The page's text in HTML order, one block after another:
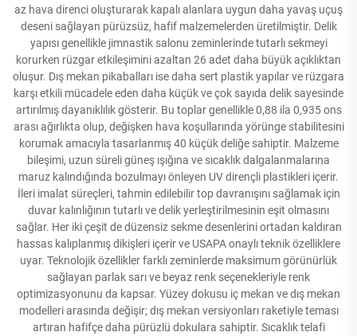
az hava direnci oluşturarak kapalı alanlara uygun daha yavaş uçuş
deseni sağlayan pürüzsüz, hafif malzemelerden üretilmiştir. Delik
yapısı genellikle jimnastik salonu zeminlerinde tutarlı sekmeyi
korurken rüzgar etkileşimini azaltan 26 adet daha büyük açıklıktan
oluşur. Dış mekan pikabalları ise daha sert plastik yapılar ve rüzgara
karşı etkili mücadele eden daha küçük ve çok sayıda delik sayesinde
artırılmış dayanıklılık gösterir. Bu toplar genellikle 0,88 ila 0,935 ons
arası ağırlıkta olup, değişken hava koşullarında yörünge stabilitesini
korumak amacıyla tasarlanmış 40 küçük deliğe sahiptir. Malzeme
bileşimi, uzun süreli güneş ışığına ve sıcaklık dalgalanmalarına
maruz kalındığında bozulmayı önleyen UV dirençli plastikleri içerir.
İleri imalat süreçleri, tahmin edilebilir top davranışını sağlamak için
duvar kalınlığının tutarlı ve delik yerleştirilmesinin eşit olmasını
sağlar. Her iki çeşit de düzensiz sekme desenlerini ortadan kaldıran
hassas kalıplanmış dikişleri içerir ve USAPA onaylı teknik özelliklere
uyar. Teknolojik özellikler farklı zeminlerde maksimum görünürlük
sağlayan parlak sarı ve beyaz renk seçenekleriyle renk
optimizasyonunu da kapsar. Yüzey dokusu iç mekan ve dış mekan
modelleri arasında değişir; dış mekan versiyonları raketiyle teması
artıran hafifçe daha pürüzlü dokulara sahiptir. Sıcaklık telafi